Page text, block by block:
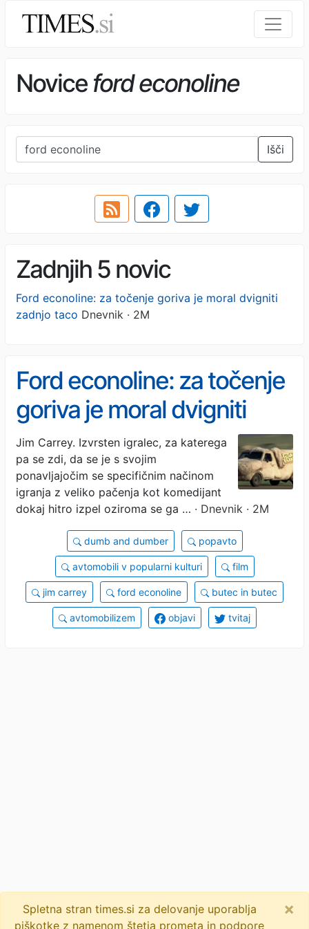
Novice ford econoline
Išči
Zadnjih 5 novic
Ford econoline: za točenje goriva je moral dvigniti
zadnjo taco Dnevnik · 2M
Ford econoline: za točenje
goriva je moral dvigniti
zadnjo taco
Jim Carrey. Izvrsten igralec, za katerega
pa se zdi, da se je s svojim
ponavljajočim se specifičnim načinom
igranja z veliko pačenja kot komedijant
dokaj hitro izpel oziroma se ga … · Dnevnik · 2M
dumb and dumber popavto
avtomobili v popularni kulturi film
jim carrey ford econoline butec in butec
avtomobilizem objavi tvitaj
Spletna stran times.si za delovanje uporablja
piškotke z namenom štetja prometa in podpore
×